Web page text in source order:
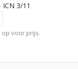
3/11
op voor prijs.